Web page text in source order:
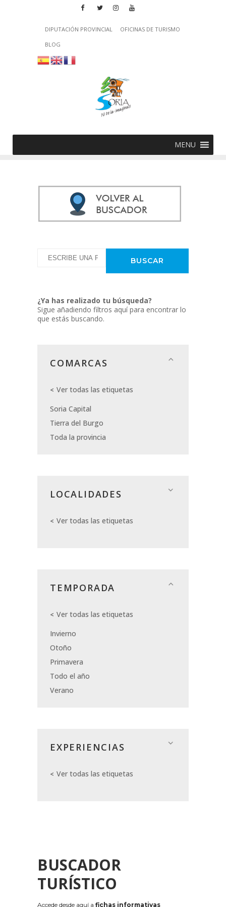
DIPUTACIÓN PROVINCIAL
OFICINAS DE TURISMO
BLOG
MENU
¿Ya has realizado tu búsqueda?
Sigue añadiendo filtros aquí para encontrar lo
que estás buscando.
COMARCAS
Ver todas las etiquetas
Soria Capital
Tierra del Burgo
Toda la provincia
LOCALIDADES
Ver todas las etiquetas
TEMPORADA
Ver todas las etiquetas
Invierno
Otoño
Primavera
Todo el año
Verano
EXPERIENCIAS
Ver todas las etiquetas
BUSCADOR
TURÍSTICO
Accede desde aquí a fichas informativas